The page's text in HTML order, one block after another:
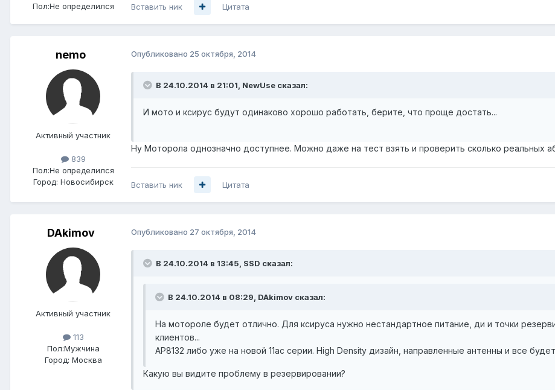
Пол:Не определился Вставить ник Цитата
nemo
Активный участник
839
Пол:Не определился
Город: Новосибирск
Опубликовано 25 октября, 2014
В 24.10.2014 в 21:01, NewUse сказал:
И мото и ксирус будут одинаково хорошо работать, берите, что проще достать...
Ну Моторола однозначно доступнее. Можно даже на тест взять и проверить сколько реальных
Вставить ник Цитата
DAkimov
Активный участник
113
Пол:Мужчина
Город: Москва
Опубликовано 27 октября, 2014
В 24.10.2014 в 13:45, SSD сказал:
В 24.10.2014 в 08:29, DAkimov сказал:
На мотороле будет отлично. Для ксируса нужно нестандартное питание, ди и точки
клиентов...
AP8132 либо уже на новой 11ac серии. High Density дизайн, направленные антенны и все
Какую вы видите проблему в резервировании?